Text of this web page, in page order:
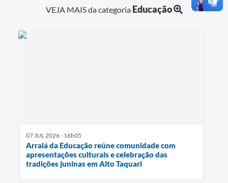
VEJA MAIS da categoria Educação
07 JUL 2026 - 16h05
Arraiá da Educação reúne comunidade com
apresentações culturais e celebração das
tradições juninas em Alto Taquari